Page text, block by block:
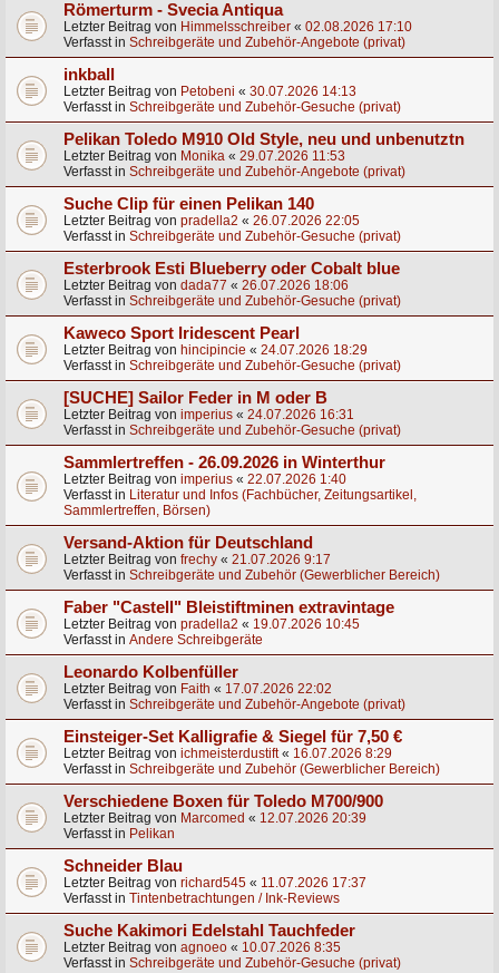
Römerturm - Svecia Antiqua
Letzter Beitrag von Himmelsschreiber « 02.08.2026 17:10
Verfasst in Schreibgeräte und Zubehör-Angebote (privat)
inkball
Letzter Beitrag von Petobeni « 30.07.2026 14:13
Verfasst in Schreibgeräte und Zubehör-Gesuche (privat)
Pelikan Toledo M910 Old Style, neu und unbenutztn
Letzter Beitrag von Monika « 29.07.2026 11:53
Verfasst in Schreibgeräte und Zubehör-Angebote (privat)
Suche Clip für einen Pelikan 140
Letzter Beitrag von pradella2 « 26.07.2026 22:05
Verfasst in Schreibgeräte und Zubehör-Gesuche (privat)
Esterbrook Esti Blueberry oder Cobalt blue
Letzter Beitrag von dada77 « 26.07.2026 18:06
Verfasst in Schreibgeräte und Zubehör-Gesuche (privat)
Kaweco Sport Iridescent Pearl
Letzter Beitrag von hincipincie « 24.07.2026 18:29
Verfasst in Schreibgeräte und Zubehör-Gesuche (privat)
[SUCHE] Sailor Feder in M oder B
Letzter Beitrag von imperius « 24.07.2026 16:31
Verfasst in Schreibgeräte und Zubehör-Gesuche (privat)
Sammlertreffen - 26.09.2026 in Winterthur
Letzter Beitrag von imperius « 22.07.2026 1:40
Verfasst in Literatur und Infos (Fachbücher, Zeitungsartikel,
Sammlertreffen, Börsen)
Versand-Aktion für Deutschland
Letzter Beitrag von frechy « 21.07.2026 9:17
Verfasst in Schreibgeräte und Zubehör (Gewerblicher Bereich)
Faber "Castell" Bleistiftminen extravintage
Letzter Beitrag von pradella2 « 19.07.2026 10:45
Verfasst in Andere Schreibgeräte
Leonardo Kolbenfüller
Letzter Beitrag von Faith « 17.07.2026 22:02
Verfasst in Schreibgeräte und Zubehör-Angebote (privat)
Einsteiger-Set Kalligrafie & Siegel für 7,50 €
Letzter Beitrag von ichmeisterdustift« 16.07.2026 8:29
Verfasst in Schreibgeräte und Zubehör (Gewerblicher Bereich)
Verschiedene Boxen für Toledo M700/900
Letzter Beitrag von Marcomed « 12.07.2026 20:39
Verfasst in Pelikan
Schneider Blau
Letzter Beitrag von richard545 « 11.07.2026 17:37
Verfasst in Tintenbetrachtungen / Ink-Reviews
Suche Kakimori Edelstahl Tauchfeder
Letzter Beitrag von agnoeo « 10.07.2026 8:35
Verfasst in Schreibgeräte und Zubehör-Gesuche (privat)